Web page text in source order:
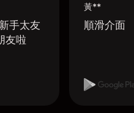
手太友
友啦
黃**
順滑介面